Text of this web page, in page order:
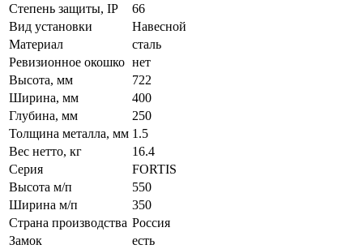
Степень защиты, IP
66
Вид установки
Навесной
Материал
сталь
Ревизионное окошко нет
Высота, мм
722
Ширина, мм
400
Глубина, мм
250
Толщина металла, мм 1.5
Вес нетто, кг
16.4
Серия
FORTIS
Высота м/п
550
Ширина м/п
350
Страна производства Россия
Замок
есть